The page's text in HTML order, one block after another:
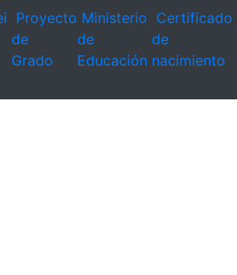
Proyecto
de
Grado
Ministerio
de
Educación
Certificado
de
nacimiento